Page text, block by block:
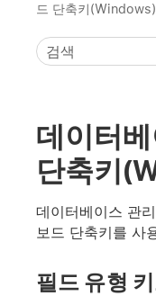
드 단축키(Windows)
데이터
단축키
데이터베이스 관
보드 단축키를 사
필드 유형